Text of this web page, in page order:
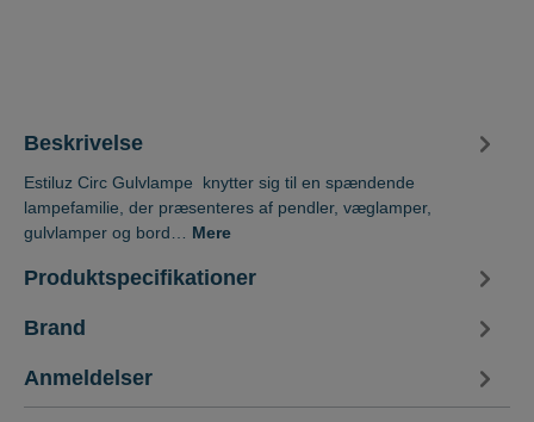
Beskrivelse
Estiluz Circ Gulvlampe knytter sig til en spændende
lampefamilie, der præsenteres af pendler, væglamper,
gulvlamper og bord… Mere
Produktspecifikationer
Brand
Anmeldelser